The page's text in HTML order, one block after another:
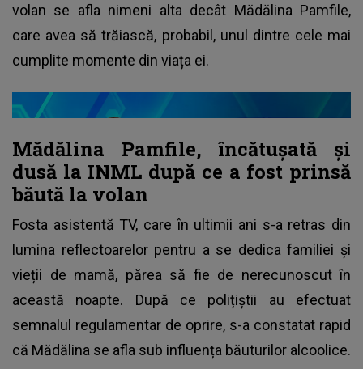
volan se afla nimeni alta decât Mădălina Pamfile,
care avea să trăiască, probabil, unul dintre cele mai
cumplite momente din viața ei.
Mădălina Pamfile, încătușată și
dusă la INML după ce a fost prinsă
băută la volan
Fosta asistentă TV, care în ultimii ani s-a retras din
lumina reflectoarelor pentru a se dedica familiei și
vieții de mamă, părea să fie de nerecunoscut în
această noapte. După ce polițiștii au efectuat
semnalul regulamentar de oprire, s-a constatat rapid
că Mădălina se afla sub influența băuturilor alcoolice.